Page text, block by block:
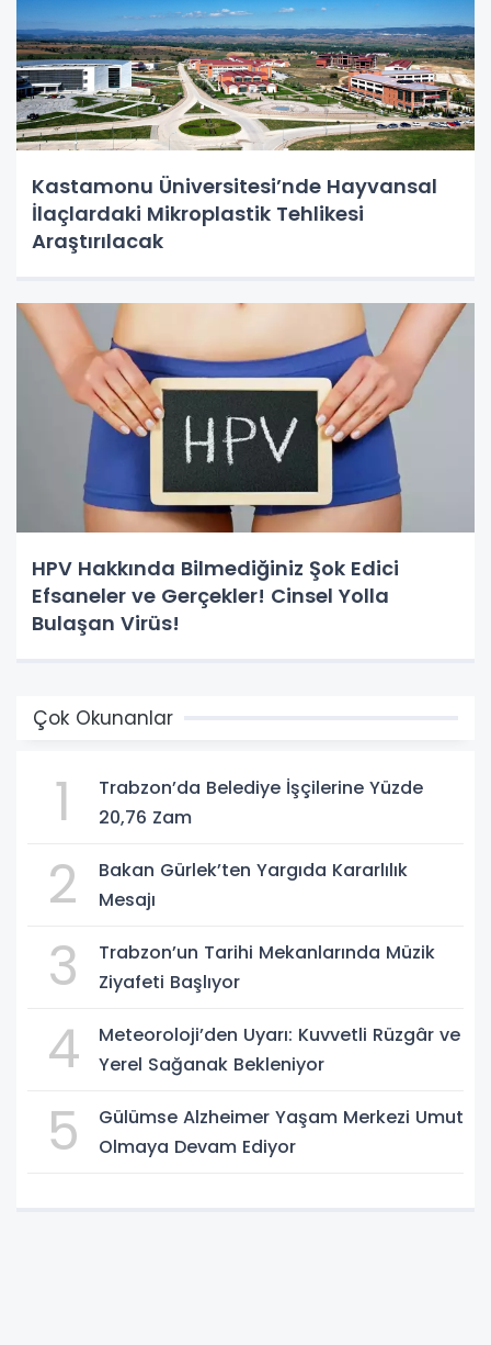
Kastamonu Üniversitesi’nde Hayvansal
İlaçlardaki Mikroplastik Tehlikesi
Araştırılacak
HPV Hakkında Bilmediğiniz Şok Edici
Efsaneler ve Gerçekler! Cinsel Yolla
Bulaşan Virüs!
Çok Okunanlar
1
Trabzon’da Belediye İşçilerine Yüzde
20,76 Zam
2
Bakan Gürlek’ten Yargıda Kararlılık
Mesajı
3
Trabzon’un Tarihi Mekanlarında Müzik
Ziyafeti Başlıyor
4
Meteoroloji’den Uyarı: Kuvvetli Rüzgâr ve
Yerel Sağanak Bekleniyor
5
Gülümse Alzheimer Yaşam Merkezi Umut
Olmaya Devam Ediyor